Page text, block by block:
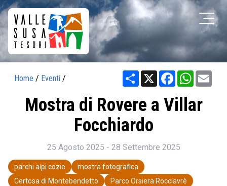
Home / Eventi / Share X Facebook
Mostra di Rovere a Villar
Focchiardo
25 Agosto 2025 - 28 Settembre 2025
parchi alpi cozie
mostra fotografica
Certosa di Montebendetto
Parco Orsiera Rocciavrè